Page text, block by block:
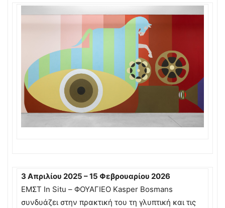
3 Απριλίου 2025 – 15 Φεβρουαρίου 2026
EMΣΤ In Situ – ΦΟΥΑΓΙΕO Kasper Bosmans
συνδυάζει στην πρακτική του τη γλυπτική και τις